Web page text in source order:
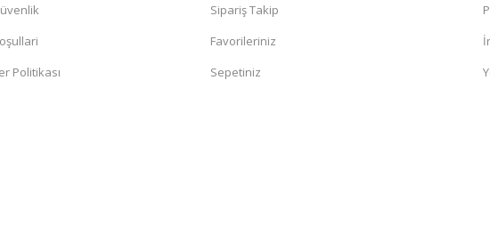
Politikası
Sipariş Takip
Favorileriniz
Sepetiniz